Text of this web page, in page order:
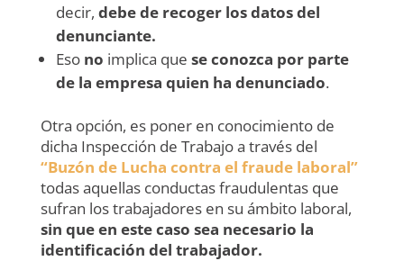
decir, debe de recoger los datos del
denunciante.
Eso no implica que se conozca por parte
de la empresa quien ha denunciado.
Otra opción, es poner en conocimiento de
dicha Inspección de Trabajo a través del
“Buzón de Lucha contra el fraude laboral”
todas aquellas conductas fraudulentas que
sufran los trabajadores en su ámbito laboral,
sin que en este caso sea necesario la
identificación del trabajador.